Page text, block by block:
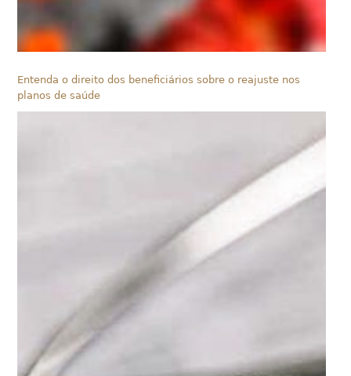
Entenda o direito dos beneficiários sobre o reajuste nos
planos de saúde